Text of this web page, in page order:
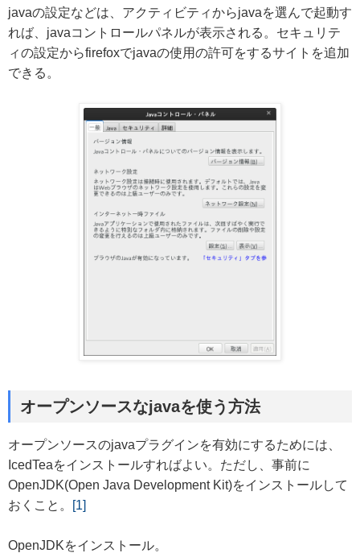
javaの設定などは、アクティビティからjavaを選んで起動す
れば、javaコントロールパネルが表示される。セキュリテ
ィの設定からfirefoxでjavaの使用の許可をするサイトを追加
できる。
オープンソースなjavaを使う方法
オープンソースのjavaプラグインを有効にするためには、
IcedTeaをインストールすればよい。ただし、事前に
OpenJDK(Open Java Development Kit)をインストールして
おくこと。
[1]
OpenJDKをインストール。